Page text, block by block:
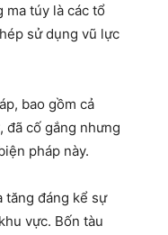
ma túy là các tổ
sử dụng vũ lực
bao gồm cả
đã cố gắng nhưng
pháp này.
tăng đáng kể sự
vực. Bốn tàu